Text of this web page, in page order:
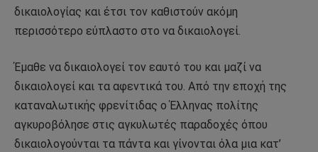
δικαιολογίας και έτσι τον καθιστούν ακόμη
περισσότερο εύπλαστο στο να δικαιολογεί.
Έμαθε να δικαιολογεί τον εαυτό του και μαζί να
δικαιολογεί και τα αφεντικά του. Από την εποχή της
καταναλωτικής φρενίτιδας ο Έλληνας πολίτης
αγκυροβόλησε στις αγκυλωτές παραδοχές όπου
δικαιολογούνται τα πάντα και γίνονται όλα μια κατ’